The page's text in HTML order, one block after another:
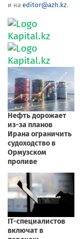
и на editor@azh.kz.